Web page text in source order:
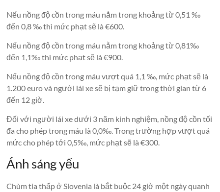
Nếu nồng độ cồn trong máu nằm trong khoảng từ 0,51 ‰
đến 0,8 ‰ thì mức phạt sẽ là €600.
Nếu nồng độ cồn trong máu nằm trong khoảng từ 0,81‰
đến 1,1‰ thì mức phạt sẽ là €900.
Nếu nồng độ cồn trong máu vượt quá 1,1 ‰, mức phạt sẽ là
1.200 euro và người lái xe sẽ bị tạm giữ trong thời gian từ 6
đến 12 giờ.
Đối với người lái xe dưới 3 năm kinh nghiệm, nồng độ cồn tối
đa cho phép trong máu là 0,0‰. Trong trường hợp vượt quá
mức cho phép tới 0,5‰, mức phạt sẽ là €300.
Ánh sáng yếu
Chùm tia thấp ở Slovenia là bắt buộc 24 giờ một ngày quanh